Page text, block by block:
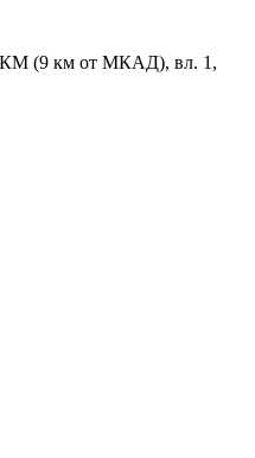
(9 км от МКАД), вл. 1,